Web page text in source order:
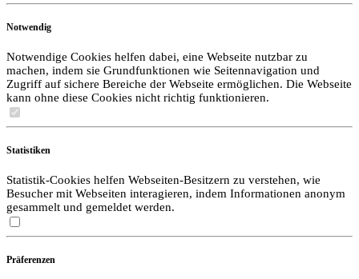
Notwendig
Notwendige Cookies helfen dabei, eine Webseite nutzbar zu
machen, indem sie Grundfunktionen wie Seitennavigation und
Zugriff auf sichere Bereiche der Webseite ermöglichen. Die Webseite
kann ohne diese Cookies nicht richtig funktionieren.
Statistiken
Statistik-Cookies helfen Webseiten-Besitzern zu verstehen, wie
Besucher mit Webseiten interagieren, indem Informationen anonym
gesammelt und gemeldet werden.
Präferenzen